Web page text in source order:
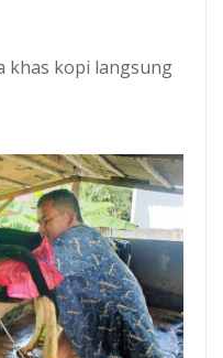
khas kopi langsung